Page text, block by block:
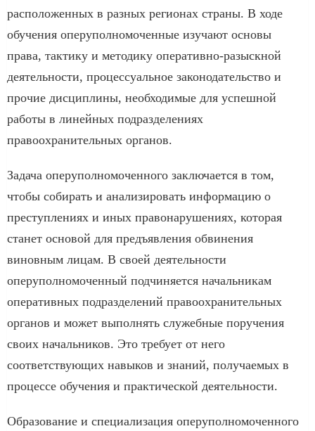
расположенных в разных регионах страны. В ходе
обучения оперуполномоченные изучают основы
права, тактику и методику оперативно-разыскной
деятельности, процессуальное законодательство и
прочие дисциплины, необходимые для успешной
работы в линейных подразделениях
правоохранительных органов.
Задача оперуполномоченного заключается в том,
чтобы собирать и анализировать информацию о
преступлениях и иных правонарушениях, которая
станет основой для предъявления обвинения
виновным лицам. В своей деятельности
оперуполномоченный подчиняется начальникам
оперативных подразделений правоохранительных
органов и может выполнять служебные поручения
своих начальников. Это требует от него
соответствующих навыков и знаний, получаемых в
процессе обучения и практической деятельности.
Образование и специализация оперуполномоченного